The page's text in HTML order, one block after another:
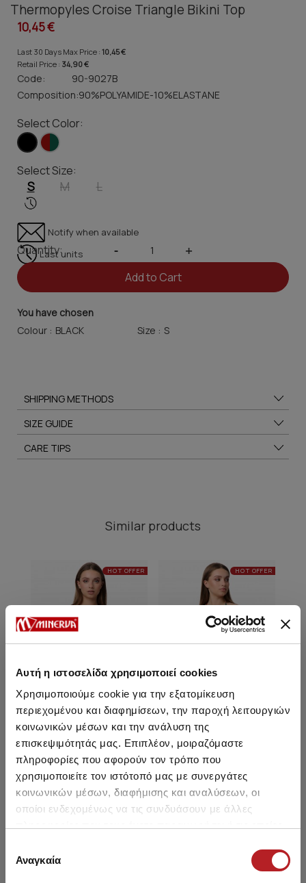
Αυτή η ιστοσελίδα χρησιμοποιεί cookies
Χρησιμοποιούμε cookie για την εξατομίκευση
περιεχομένου και διαφημίσεων, την παροχή λειτουργιών
κοινωνικών μέσων και την ανάλυση της
επισκεψιμότητάς μας. Επιπλέον, μοιραζόμαστε
πληροφορίες που αφορούν τον τρόπο που
χρησιμοποιείτε τον ιστότοπό μας με συνεργάτες
κοινωνικών μέσων, διαφήμισης και αναλύσεων, οι
οποίοι ενδεχομένως να τις συνδυάσουν με άλλες
των υπηρεσιών τους.
συγκατάθεσης
Αναγκαία
Thermopyles Croise Triangle Bikini Top
10,45 €
Last 30 Days Max Price : 10,45 €
Retail Price : 34,90 €
Code:
90-9027B
Composition:90%POLYAMIDE-10%ELASTANE
Select Color:
Select Size:
S M L
Notify when available
Last units
Quantity: - +
Add to Cart
You have chosen
Colour :
Size :
SHIPPING METHODS
SIZE GUIDE
CARE TIPS
Similar products
HOT OFFER
Thermopyles Tanga Bikini
Slip with laces
5,95 €
HOT OFFER
Thermopyles Tanga Bikini
Slip with laces
5,95 €